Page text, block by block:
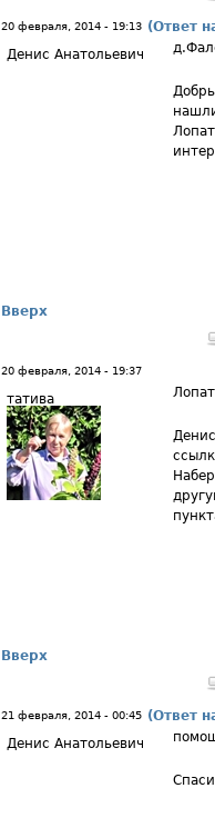
20 февраля, 2014 - 19:13 (Ответ
Денис Анатольевич
Вверх
20 февраля, 2014 - 19:37
татива
Вверх
21 февраля, 2014 - 00:45 (Ответ
Денис Анатольевич